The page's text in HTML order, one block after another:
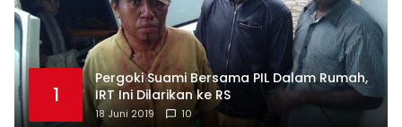
1
Pergoki Suami Bersama PIL Dalam Rumah,
IRT Ini Dilarikan ke RS
18 Juni 2019 10